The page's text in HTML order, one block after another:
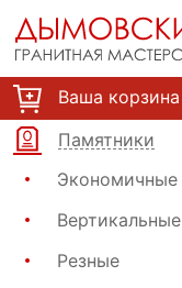
Ваша корзина
Памятники
Экономичные
Вертикальные
Резные